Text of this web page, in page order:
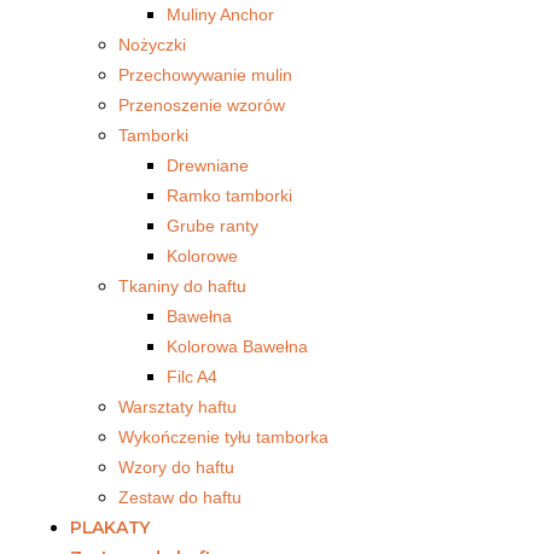
Muliny Anchor
Nożyczki
Przechowywanie mulin
Przenoszenie wzorów
Tamborki
Drewniane
Ramko tamborki
Grube ranty
Kolorowe
Tkaniny do haftu
Bawełna
Kolorowa Bawełna
Filc A4
Warsztaty haftu
Wykończenie tyłu tamborka
Wzory do haftu
Zestaw do haftu
PLAKATY